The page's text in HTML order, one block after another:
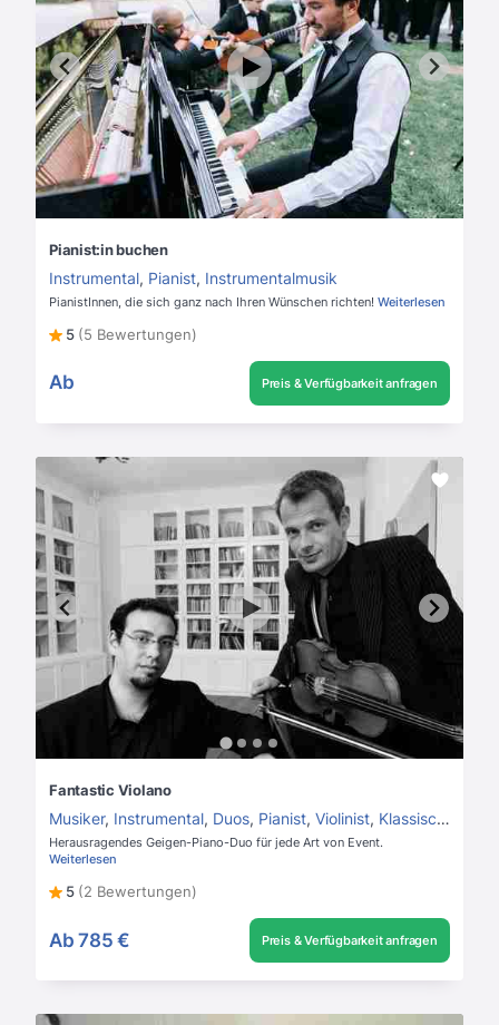
Pianist:in buchen
Instrumental, Pianist, Instrumentalmusik
PianistInnen, die sich ganz nach Ihren Wünschen richten! Weiterlesen
5 (5 Bewertungen)
Ab Preis & Verfügbarkeit anfragen
Fantastic Violano
Musiker, Instrumental, Duos, Pianist, Violinist, Klassisches Duo
Herausragendes Geigen-Piano-Duo für jede Art von Event.
Weiterlesen
5 (2 Bewertungen)
Ab 785 € Preis & Verfügbarkeit anfragen